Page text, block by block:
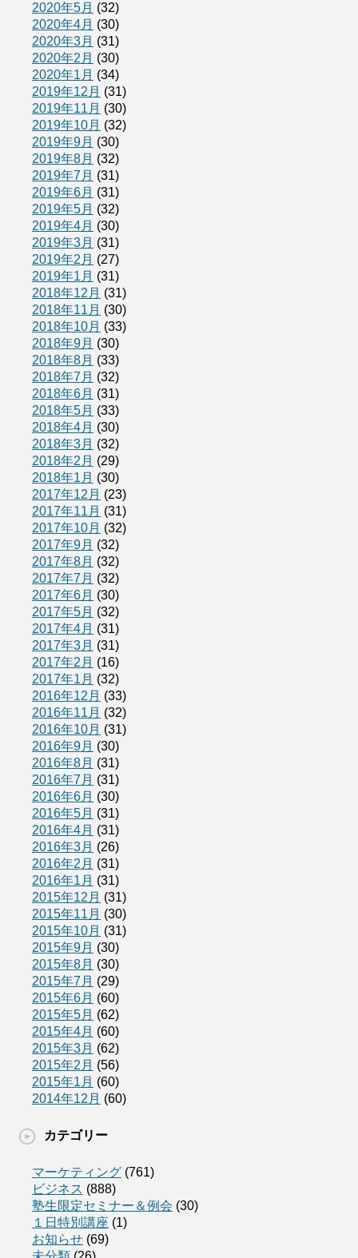
2020年5月 (32)
2020年4月 (30)
2020年3月 (31)
2020年2月 (30)
2020年1月 (34)
2019年12月 (31)
2019年11月 (30)
2019年10月 (32)
2019年9月 (30)
2019年8月 (32)
2019年7月 (31)
2019年6月 (31)
2019年5月 (32)
2019年4月 (30)
2019年3月 (31)
2019年2月 (27)
2019年1月 (31)
2018年12月 (31)
2018年11月 (30)
2018年10月 (33)
2018年9月 (30)
2018年8月 (33)
2018年7月 (32)
2018年6月 (31)
2018年5月 (33)
2018年4月 (30)
2018年3月 (32)
2018年2月 (29)
2018年1月 (30)
2017年12月 (23)
2017年11月 (31)
2017年10月 (32)
2017年9月 (32)
2017年8月 (32)
2017年7月 (32)
2017年6月 (30)
2017年5月 (32)
2017年4月 (31)
2017年3月 (31)
2017年2月 (16)
2017年1月 (32)
2016年12月 (33)
2016年11月 (32)
2016年10月 (31)
2016年9月 (30)
2016年8月 (31)
2016年7月 (31)
2016年6月 (30)
2016年5月 (31)
2016年4月 (31)
2016年3月 (26)
2016年2月 (31)
2016年1月 (31)
2015年12月 (31)
2015年11月 (30)
2015年10月 (31)
2015年9月 (30)
2015年8月 (30)
2015年7月 (29)
2015年6月 (60)
2015年5月 (62)
2015年4月 (60)
2015年3月 (62)
2015年2月 (56)
2015年1月 (60)
2014年12月 (60)
カテゴリー
マーケティング (761)
ビジネス (888)
塾生限定セミナー＆例会 (30)
１日特別講座 (1)
お知らせ (69)